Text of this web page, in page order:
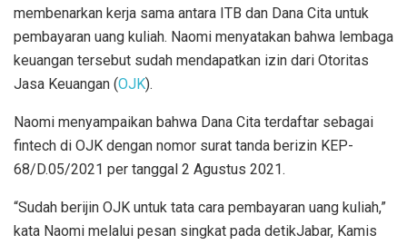
membenarkan kerja sama antara ITB dan Dana Cita untuk
pembayaran uang kuliah. Naomi menyatakan bahwa lembaga
keuangan tersebut sudah mendapatkan izin dari Otoritas
Jasa Keuangan (OJK).
Naomi menyampaikan bahwa Dana Cita terdaftar sebagai
fintech di OJK dengan nomor surat tanda berizin KEP-
68/D.05/2021 per tanggal 2 Agustus 2021.
“Sudah berijin OJK untuk tata cara pembayaran uang kuliah,”
kata Naomi melalui pesan singkat pada detikJabar, Kamis